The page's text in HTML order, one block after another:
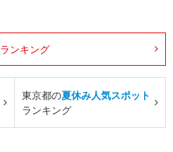
ランキング
東京都の夏休み人気スポット
ランキング